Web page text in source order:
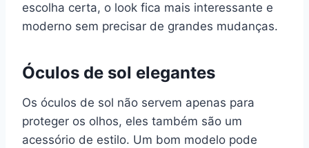
escolha certa, o look fica mais interessante e
moderno sem precisar de grandes mudanças.
Óculos de sol elegantes
Os óculos de sol não servem apenas para
proteger os olhos, eles também são um
acessório de estilo. Um bom modelo pode